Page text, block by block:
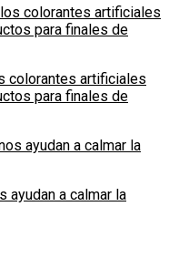
colorantes artificiales
para finales de
ayudan a calmar la